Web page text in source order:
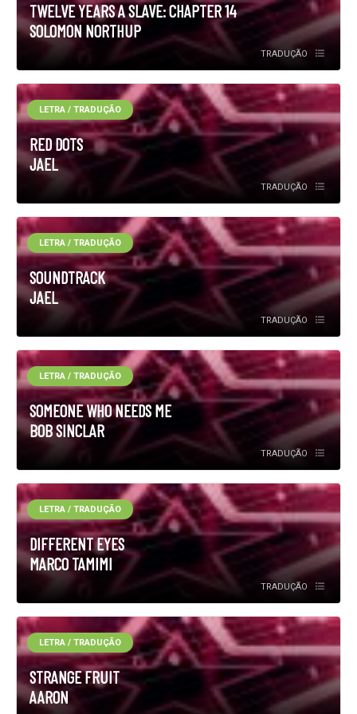
TWELVE YEARS A SLAVE: CHAPTER 14
SOLOMON NORTHUP
TRADUÇÃO
RED DOTS
JAEL
LETRA / TRADUÇÃO
TRADUÇÃO
SOUNDTRACK
JAEL
LETRA / TRADUÇÃO
TRADUÇÃO
SOMEONE WHO NEEDS ME
BOB SINCLAR
LETRA / TRADUÇÃO
TRADUÇÃO
DIFFERENT EYES
MARCO TAMIMI
LETRA / TRADUÇÃO
TRADUÇÃO
STRANGE FRUIT
AARON
LETRA / TRADUÇÃO